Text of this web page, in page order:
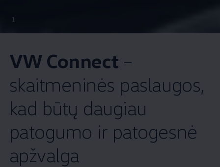
1
VW Connect –
skaitmeninės paslaugos,
kad būtų daugiau
patogumo ir patogesnė
apžvalga